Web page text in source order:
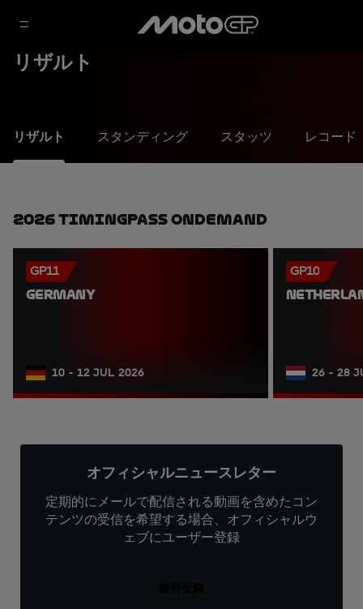
リザルト
リザルト スタンディング スタッツ レコード
2026 TimingPass OnDemand
GP11
GERMANY
10 - 12 JUL 2026
GP10
26 - 28
オフィシャルニュースレター
定期的にメールで配信される動画を含めたコン
テンツの受信を希望する場合、オフィシャルウ
ェブにユーザー登録